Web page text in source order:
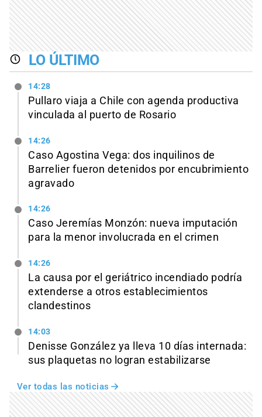
LO ÚLTIMO
14:28
Pullaro viaja a Chile con agenda productiva
vinculada al puerto de Rosario
14:26
Caso Agostina Vega: dos inquilinos de
Barrelier fueron detenidos por encubrimiento
agravado
14:26
Caso Jeremías Monzón: nueva imputación
para la menor involucrada en el crimen
14:26
La causa por el geriátrico incendiado podría
extenderse a otros establecimientos
clandestinos
14:03
Denisse González ya lleva 10 días internada:
sus plaquetas no logran estabilizarse
Ver todas las noticias